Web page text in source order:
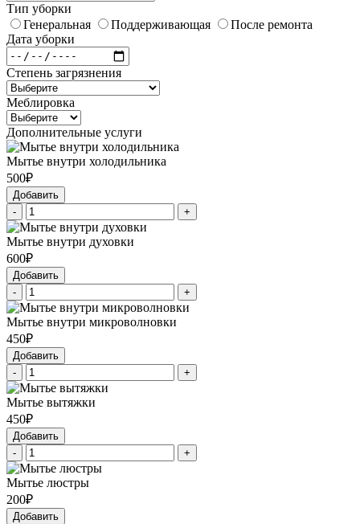
Тип уборки
Генеральная
Поддерживающая
После ремонта
Дата уборки
Степень загрязнения
Меблировка
Дополнительные услуги
Мытье внутри холодильника
500₽
Добавить
-
+
Мытье внутри духовки
600₽
Добавить
-
+
Мытье внутри микроволновки
450₽
Добавить
-
+
Мытье вытяжки
450₽
Добавить
-
+
Мытье люстры
200₽
Добавить